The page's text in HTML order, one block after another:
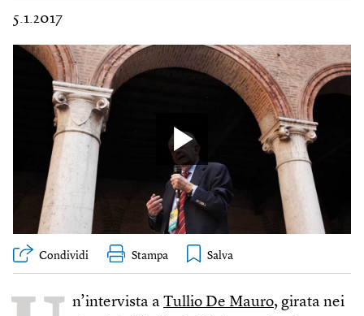
5.1.2017
Condividi Stampa
n’intervista a Tullio De Mauro, girata nei